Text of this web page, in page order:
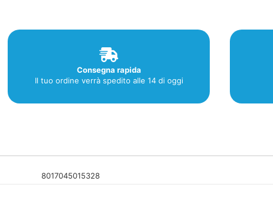
Consegna rapida
Il tuo ordine verrà spedito alle 14 di oggi
8017045015328